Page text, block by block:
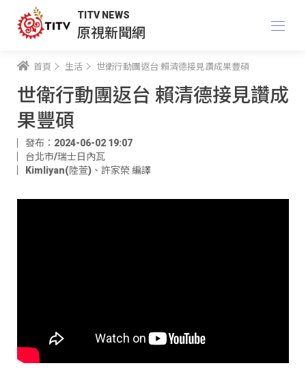
TITV NEWS
原視新聞網
首頁 生活 世衛行動團返台 賴清德接見讚成果豐碩
世衛行動團返台 賴清德接見讚成
果豐碩
發布：2024-06-02 19:07
台北市/瑞士日內瓦
Kimliyan(陸萱) 、 許家榮 編譯